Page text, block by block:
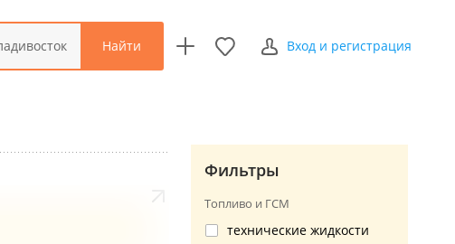
Найти Вход и регистрация
Фильтры
Топливо и ГСМ
технические жидкости